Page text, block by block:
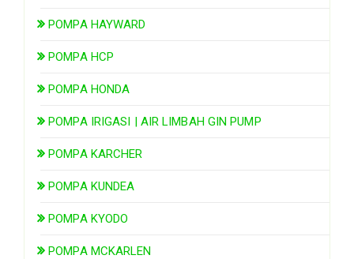
POMPA HAYWARD
POMPA HCP
POMPA HONDA
POMPA IRIGASI | AIR LIMBAH GIN PUMP
POMPA KARCHER
POMPA KUNDEA
POMPA KYODO
POMPA MCKARLEN